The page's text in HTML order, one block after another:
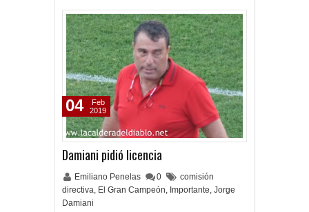
Damiani pidió licencia
Emiliano Penelas 0
comisión
directiva, El Gran Campeón, Importante, Jorge
Damiani
04
Feb
2019